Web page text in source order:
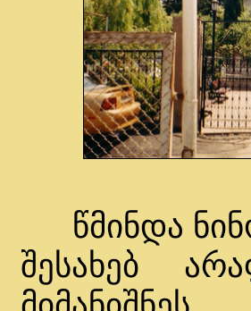
წმინდა
შესახებ